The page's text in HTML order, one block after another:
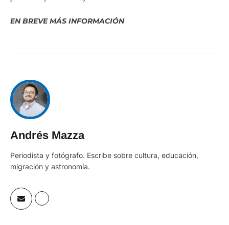
EN BREVE MÁS INFORMACIÓN
Andrés Mazza
Periodista y fotógrafo. Escribe sobre cultura, educación,
migración y astronomía.